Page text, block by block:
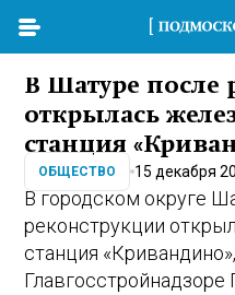
В Шатуре после
открылась
станция
ОБЩЕСТВО 15 декабря
В городском округе
реконструкции
станция